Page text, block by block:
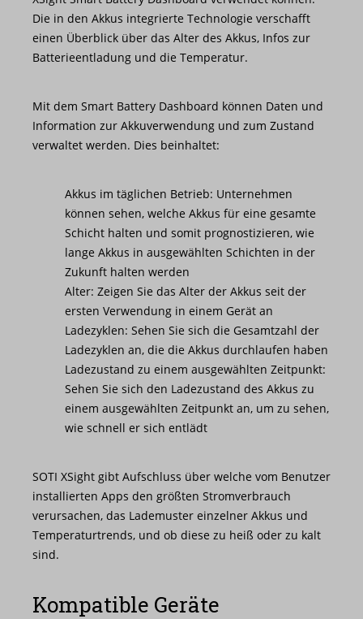
Die in den Akkus integrierte Technologie verschafft
einen Überblick über das Alter des Akkus, Infos zur
Batterieentladung und die Temperatur.
Mit dem Smart Battery Dashboard können Daten und
Information zur Akkuverwendung und zum Zustand
verwaltet werden. Dies beinhaltet:
Akkus im täglichen Betrieb: Unternehmen
können sehen, welche Akkus für eine gesamte
Schicht halten und somit prognostizieren, wie
lange Akkus in ausgewählten Schichten in der
Zukunft halten werden
Alter: Zeigen Sie das Alter der Akkus seit der
ersten Verwendung in einem Gerät an
Ladezyklen: Sehen Sie sich die Gesamtzahl der
Ladezyklen an, die die Akkus durchlaufen haben
Ladezustand zu einem ausgewählten Zeitpunkt:
Sehen Sie sich den Ladezustand des Akkus zu
einem ausgewählten Zeitpunkt an, um zu sehen,
wie schnell er sich entlädt
SOTI XSight gibt Aufschluss über welche vom Benutzer
installierten Apps den größten Stromverbrauch
verursachen, das Lademuster einzelner Akkus und
Temperaturtrends, und ob diese zu heiß oder zu kalt
sind.
Kompatible Geräte